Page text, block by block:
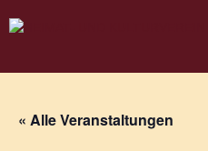
Inhalt
« Alle Veranstaltungen